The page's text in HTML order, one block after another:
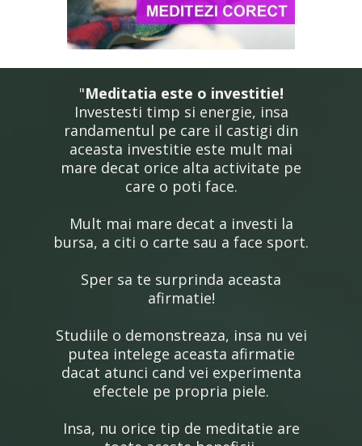
"Meditatia este o investitie!
Investesti timp si energie, insa
randamentul pe care il castigi din
aceasta investitie este mult mai
mare decat orice alta activitate pe
care o poti face.
Mult mai mare decat a investi la
bursa, a citi o carte sau a face sport.
Sper sa te surprinda aceasta
afirmatie!
Studiile o demonstreaza, insa nu vei
putea intelege aceasta afirmatie
dacat atunci cand vei experimenta
efectele pe propria piele.
Insa, nu orice tip de meditatie are